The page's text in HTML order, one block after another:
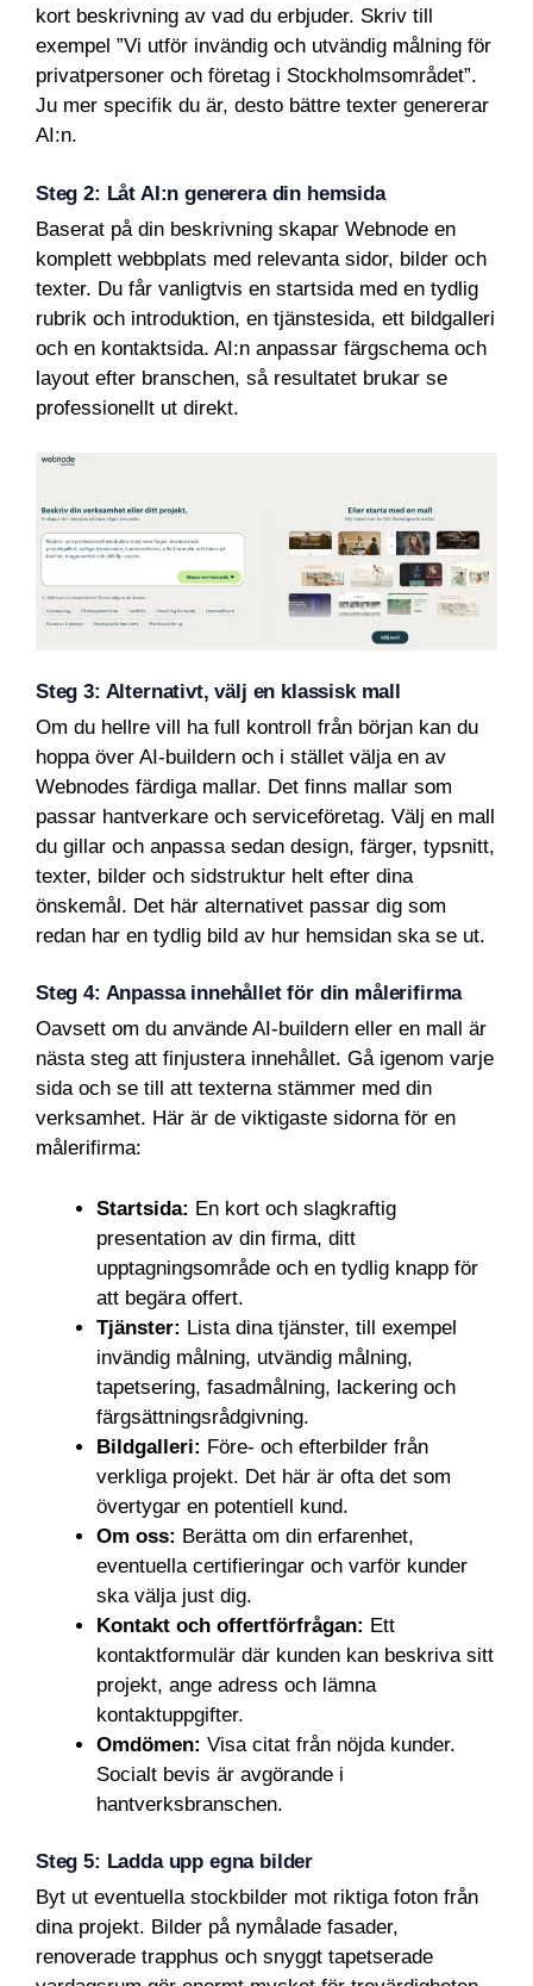
kort beskrivning av vad du erbjuder. Skriv till
exempel ”Vi utför invändig och utvändig målning för
privatpersoner och företag i Stockholmsområdet”.
Ju mer specifik du är, desto bättre texter genererar
AI:n.
Steg 2: Låt AI:n generera din hemsida
Baserat på din beskrivning skapar Webnode en
komplett webbplats med relevanta sidor, bilder och
texter. Du får vanligtvis en startsida med en tydlig
rubrik och introduktion, en tjänstesida, ett bildgalleri
och en kontaktsida. AI:n anpassar färgschema och
layout efter branschen, så resultatet brukar se
professionellt ut direkt.
Steg 3: Alternativt, välj en klassisk mall
Om du hellre vill ha full kontroll från början kan du
hoppa över AI-buildern och i stället välja en av
Webnodes färdiga mallar. Det finns mallar som
passar hantverkare och serviceföretag. Välj en mall
du gillar och anpassa sedan design, färger, typsnitt,
texter, bilder och sidstruktur helt efter dina
önskemål. Det här alternativet passar dig som
redan har en tydlig bild av hur hemsidan ska se ut.
Steg 4: Anpassa innehållet för din målerifirma
Oavsett om du använde AI-buildern eller en mall är
nästa steg att finjustera innehållet. Gå igenom varje
sida och se till att texterna stämmer med din
verksamhet. Här är de viktigaste sidorna för en
målerifirma:
Startsida: En kort och slagkraftig
presentation av din firma, ditt
upptagningsområde och en tydlig knapp för
att begära offert.
Tjänster: Lista dina tjänster, till exempel
invändig målning, utvändig målning,
tapetsering, fasadmålning, lackering och
färgsättningsrådgivning.
Bildgalleri: Före- och efterbilder från
verkliga projekt. Det här är ofta det som
övertygar en potentiell kund.
Om oss: Berätta om din erfarenhet,
eventuella certifieringar och varför kunder
ska välja just dig.
Kontakt och offertförfrågan: Ett
kontaktformulär där kunden kan beskriva sitt
projekt, ange adress och lämna
kontaktuppgifter.
Omdömen: Visa citat från nöjda kunder.
Socialt bevis är avgörande i
hantverksbranschen.
Steg 5: Ladda upp egna bilder
Byt ut eventuella stockbilder mot riktiga foton från
dina projekt. Bilder på nymålade fasader,
renoverade trapphus och snyggt tapetserade